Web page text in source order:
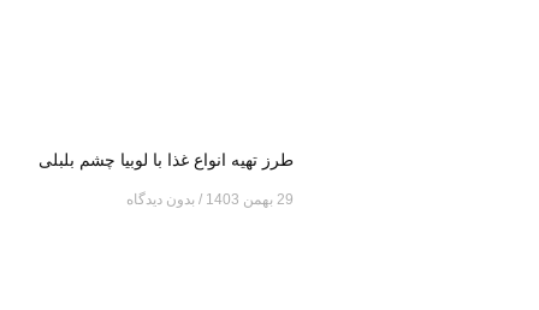
طرز تهیه انواع غذا با لوبیا چشم بلبلی
29 بهمن 1403 بدون دیدگاه